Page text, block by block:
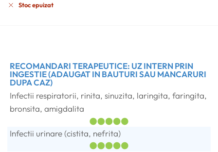
Stoc epuizat
RECOMANDARI TERAPEUTICE: UZ INTERN PRIN
INGESTIE (ADAUGAT IN BAUTURI SAU MANCARURI
DUPA CAZ)
Infectii respiratorii, rinita, sinuzita, laringita, faringita,
bronsita, amigdalita
Infectii urinare (cistita, nefrita)